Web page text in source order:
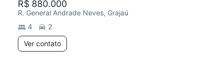
R$ 880.000
R. General Andrade Neves, Grajaú
4
2
Ver contato